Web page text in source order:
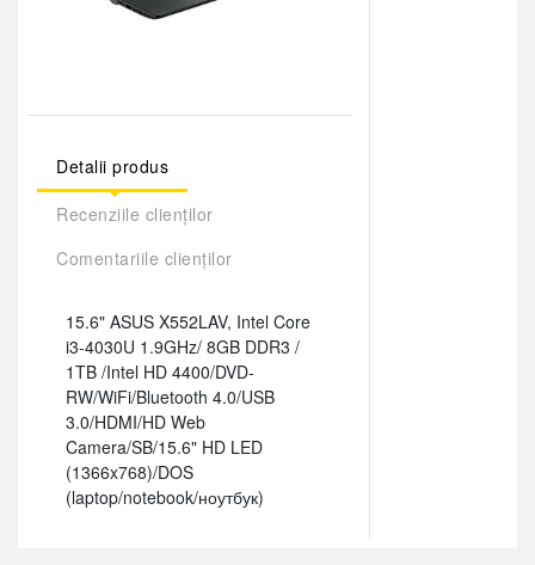
Detalii produs
Recenziile clienților
Comentariile clienților
15.6" ASUS X552LAV, Intel Core
i3-4030U 1.9GHz/ 8GB DDR3 /
1TB /Intel HD 4400/DVD-
RW/WiFi/Bluetooth 4.0/USB
3.0/HDMI/HD Web
Camera/SB/15.6" HD LED
(1366x768)/DOS
(laptop/notebook/ноутбук)